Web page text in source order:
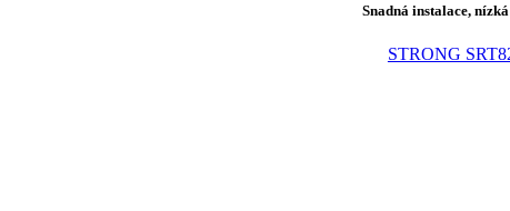
Snadná instalace, nízká
STRONG